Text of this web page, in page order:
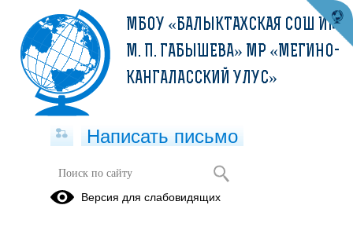
зона охраны
МБОУ «БАЛЫКТАХСКАЯ СОШ ИМ.
М. П. ГАБЫШЕВА» МР «МЕГИНО-
КАНГАЛАССКИЙ УЛУС»
Написать письмо
Версия для слабовидящих